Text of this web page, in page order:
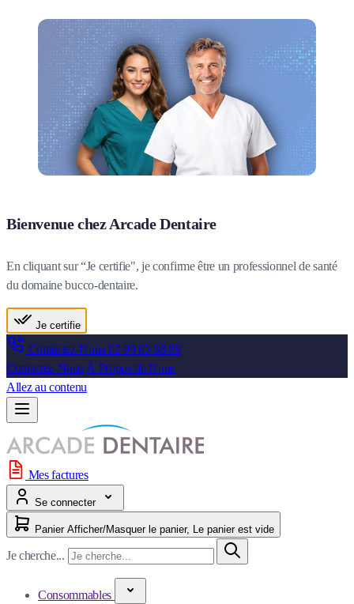
Bienvenue chez Arcade Dentaire
En cliquant sur “Je certifie", je confirme être un professionnel de santé
du domaine bucco-dentaire.
Je certifie
Contactez-Nous02 99 83 88 89
Contactez-Nous À Propos de Nous
Allez au contenu
Mes factures
Se connecter
Panier Afficher/Masquer le panier, Le panier est vide
Je cherche...
Consommables